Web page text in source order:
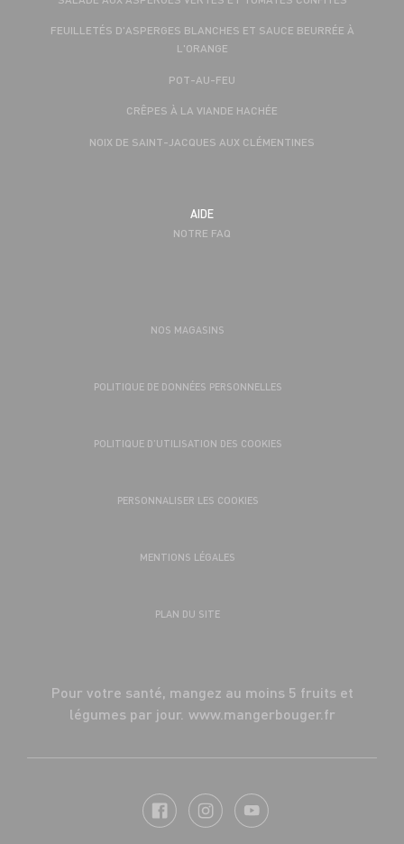
FEUILLETÉS D'ASPERGES BLANCHES ET SAUCE BEURRÉE À
L'ORANGE
POT-AU-FEU
CRÊPES À LA VIANDE HACHÉE
NOIX DE SAINT-JACQUES AUX CLÉMENTINES
AIDE
NOTRE FAQ
NOS MAGASINS
POLITIQUE DE DONNÉES PERSONNELLES
POLITIQUE D’UTILISATION DES COOKIES
PERSONNALISER LES COOKIES
MENTIONS LÉGALES
PLAN DU SITE
Pour votre santé, mangez au moins 5 fruits et
légumes par jour. www.mangerbouger.fr